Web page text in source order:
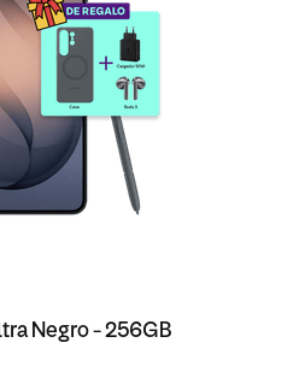
Negro - 256GB